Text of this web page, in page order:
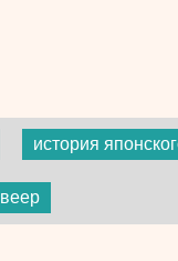
история
веер